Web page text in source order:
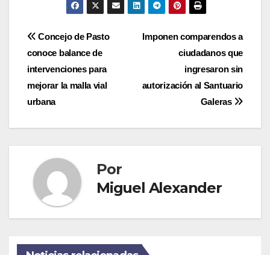
Navegación
de
entradas
Imponen comparendos a
ciudadanos que
ingresaron sin
autorización al Santuario
Galeras
Concejo de Pasto
conoce balance de
intervenciones para
mejorar la malla vial
urbana
Por
Miguel Alexander